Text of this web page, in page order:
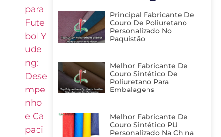
para
Fute
bol Y
ude
ng:
Dese
mpe
nho
e Ca
paci
Principal Fabricante De
Couro De Poliuretano
Personalizado No
Paquistão
Melhor Fabricante De
Couro Sintético De
Poliuretano Para
Embalagens
Melhor Fabricante De
Couro Sintético PU
Personalizado Na China